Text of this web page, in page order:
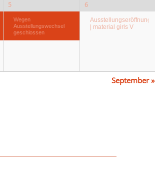
5
Wegen
Ausstellungswechsel
geschlossen
6
Ausstellungseröffnung
| material girls V
September»